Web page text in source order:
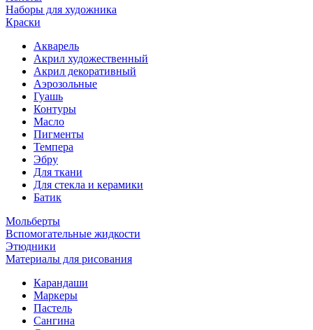
Наборы для художника
Краски
Акварель
Акрил художественный
Акрил декоративный
Аэрозольные
Гуашь
Контуры
Масло
Пигменты
Темпера
Эбру
Для ткани
Для стекла и керамики
Батик
Мольберты
Вспомогательные жидкости
Этюдники
Материалы для рисования
Карандаши
Маркеры
Пастель
Сангина